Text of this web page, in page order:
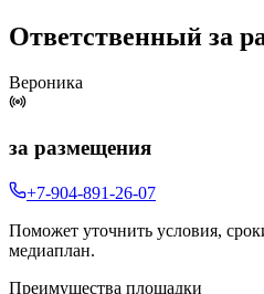
Ответственный за
Вероника
за размещения
+7-904-891-26-07
Поможет уточнить условия,
медиаплан.
Преимущества площадки